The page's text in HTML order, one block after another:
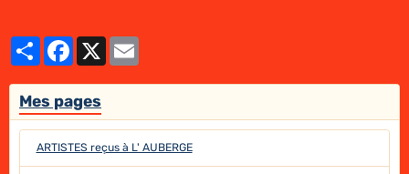
PartagerFacebook
X
Mes pages
ARTISTES reçus à L' AUBERGE